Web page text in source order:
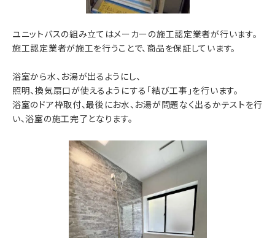
ユニットバスの組み立てはメーカーの施工認定業者が行います。
施工認定業者が施工を行うことで、商品を保証しています。
浴室から水、お湯が出るようにし、
照明、換気扇口が使えるようにする「結び工事」を行います。
浴室のドア枠取付、最後にお水、お湯が問題なく出るかテストを行
い、浴室の施工完了となります。